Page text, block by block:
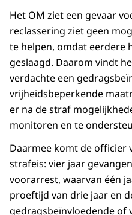
Het OM ziet een gevaar
reclassering ziet geen
te helpen, omdat eerdere
geslaagd. Daarom vindt
verdachte een
vrijheidsbeperkende
er na de straf
monitoren en te
Daarmee komt de officier
strafeis: vier jaar
voorarrest, waarvan één
proeftijd van drie jaar en
gedragsbeïnvloedende of